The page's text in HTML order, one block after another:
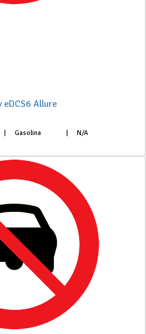
Allure
Gasolina N/A